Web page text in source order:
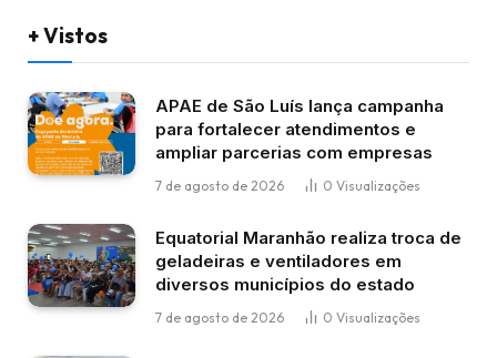
+ Vistos
APAE de São Luís lança campanha
para fortalecer atendimentos e
ampliar parcerias com empresas
7 de agosto de 2026 0 Visualizações
Equatorial Maranhão realiza troca de
geladeiras e ventiladores em
diversos municípios do estado
7 de agosto de 2026 0 Visualizações